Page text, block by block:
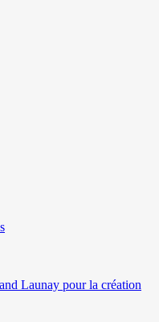
Launay pour la création